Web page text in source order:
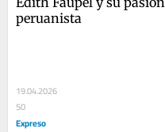
peruanista
19.04.2026
50
Expreso